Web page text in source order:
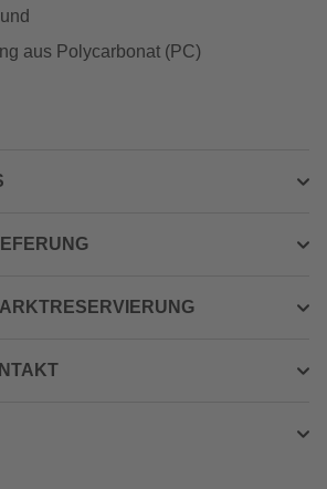
aus Polycarbonat (PC)